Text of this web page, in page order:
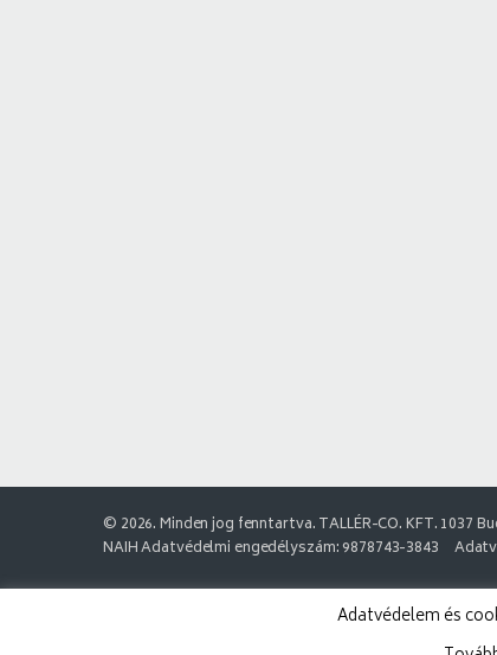
© 2026. Minden jog fenntartva. TALLÉR-CO. KFT. 1037
NAIH Adatvédelmi engedélyszám: 9878743-3843
Adatvédelem és